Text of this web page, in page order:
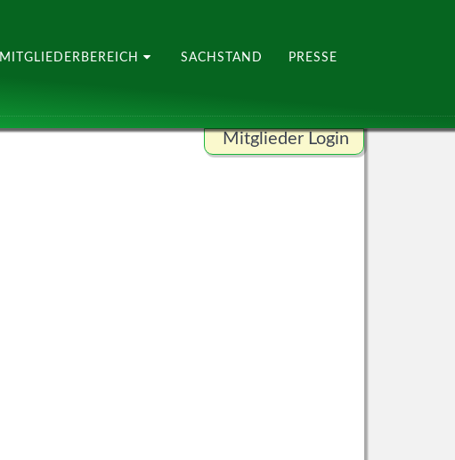
MITGLIEDERBEREICH SACHSTAND PRESSE
Mitglieder Login